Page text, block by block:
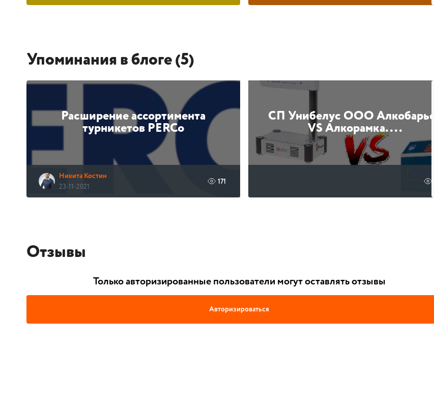
Упоминания в блоге (5)
Расширение ассортимента
турникетов PERCo
Никита Костин
23-11-2021
171
СП Унибелус ООО Алкобарьер
VS Алкорамка....
Отзывы
Только авторизированные пользователи могут оставлять отзывы
Авторизироваться